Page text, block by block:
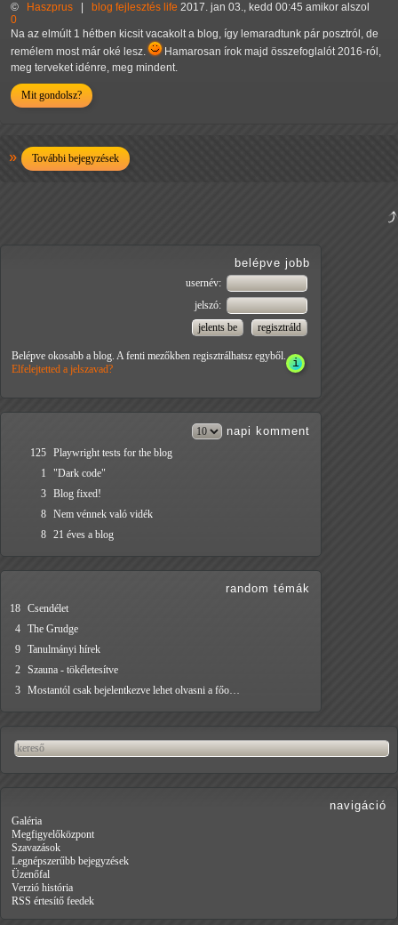
© Haszprus blog fejlesztés life 2017. jan 03., kedd 00:45 amikor alszol
0
Na az elmúlt 1 hétben kicsit vacakolt a blog, így lemaradtunk pár posztról, de
remélem most már oké lesz.
Hamarosan írok majd összefoglalót 2016-ról,
meg terveket idénre, meg mindent.
Mit gondolsz?
További bejegyzések
belépve jobb
usernév:
jelszó:
Belépve okosabb a blog. A fenti mezőkben regisztrálhatsz egyből.
Elfelejtetted a jelszavad?
napi komment
125 Playwright tests for the blog
1
"Dark code"
3 Blog fixed!
8 Nem vénnek való vidék
8 21 éves a blog
random témák
18 Csendélet
4 The Grudge
9 Tanulmányi hírek
2 Szauna - tökéletesítve
3 Mostantól csak bejelentkezve lehet olvasni a főo…
navigáció
Galéria
Megfigyelőközpont
Szavazások
Legnépszerűbb bejegyzések
Üzenőfal
Verzió história
RSS értesítő feedek